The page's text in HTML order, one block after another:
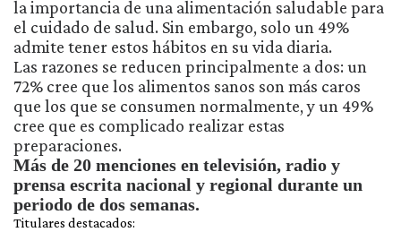
la importancia de una alimentación saludable para
el cuidado de salud. Sin embargo, solo un 49%
admite tener estos hábitos en su vida diaria.
Las razones se reducen principalmente a dos: un
72% cree que los alimentos sanos son más caros
que los que se consumen normalmente, y un 49%
cree que es complicado realizar estas
preparaciones.
Más de 20 menciones en televisión, radio y
prensa escrita nacional y regional durante un
periodo de dos semanas.
Titulares destacados: